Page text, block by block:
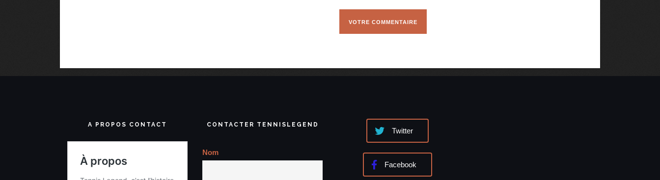
A PROPOS CONTACT CONTACTER TENNISLEGEND
Nom
Twitter
Facebook